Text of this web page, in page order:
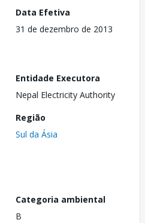
Data Efetiva
31 de dezembro de 2013
Entidade Executora
Nepal Electricity Authority
Região
Sul da Ásia
Categoria ambiental
B